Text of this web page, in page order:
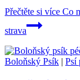
Přečtěte si více Co
strava
Boloňský Psík | Psí